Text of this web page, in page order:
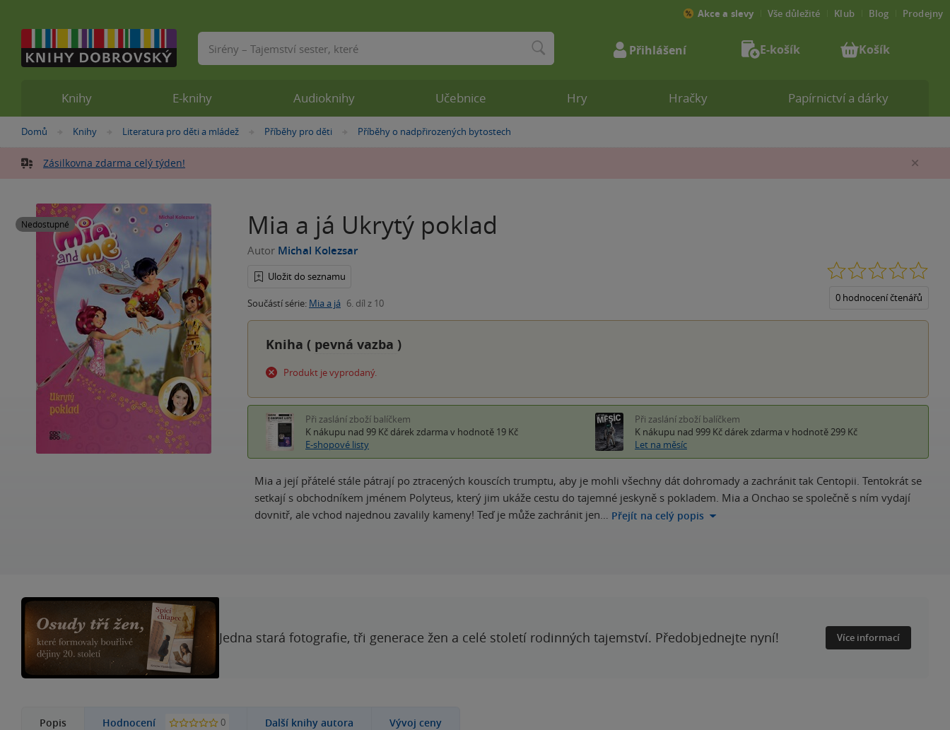
Nacházíte
zde:
Domů »
Knihy »
Literatura pro děti a mládež »Příběhy pro děti »Příběhy o nadpřirozených bytostech
Zásilkovna zdarma celý týden!
Nedostupné Mia a já Ukrytý poklad
Autor Michal Kolezsar
Uložit do seznamu
Součástí série: Mia a já 6. díl z 10 0 hodnocení čtenářů
Kniha ( pevná vazba )
Produkt je vyprodaný.
Při zaslání zboží balíčkem
K nákupu nad 99 Kč dárek zdarma v hodnotě 19 Kč
E-shopové listy
Při zaslání zboží balíčkem
K nákupu nad 999 Kč dárek zdarma v hodnotě 299 Kč
Let na měsíc
Mia a její přátelé stále pátrají po ztracených kouscích trumptu, aby je mohli všechny dát dohromady a zachránit tak Centopii. Tentokrát se
setkají s obchodníkem jménem Polyteus, který jim ukáže cestu do tajemné jeskyně s pokladem. Mia a Onchao se společně s ním vydají
dovnitř, ale vchod najednou zavalily kameny! Teď je může zachránit jen… Přejít na celý popis
Jedna stará fotografie, tři generace žen a celé století rodinných tajemství. Předobjednejte nyní! Více informací
Popis Hodnocení 0 Další knihy autora Vývoj ceny
Knihy E-knihy Audioknihy Učebnice Hry Hračky Papírnictví a dárky
Akce a slevy Vše důležité Klub Blog Prodejny
Vyhledávání Přihlášení E-košík Košík